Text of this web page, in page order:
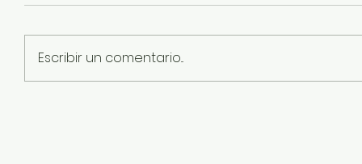
Escribir un comentario...